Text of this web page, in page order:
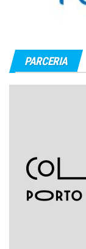
PARCERIA